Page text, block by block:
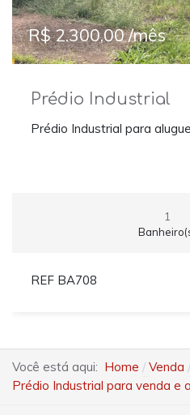
R$ 2.300,00 /mês
Prédio Industrial
Prédio Industrial para
1
REF BA708
Você está aqui: Home Venda
Prédio Industrial para venda e